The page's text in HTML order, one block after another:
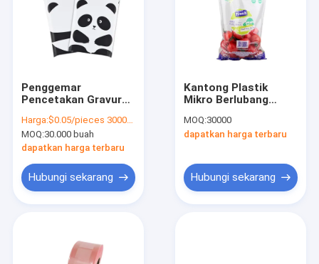
Penggemar
Pencetakan Gravure
Tas Poly Mailer Pra
Terbuka Untuk
Pengiriman
Harga:$0.05/pieces 30000-299999 pieces
MOQ:30.000 buah
dapatkan harga terbaru
Hubungi sekarang
Kantong Plastik
Mikro Berlubang
Makanan Paket OPP
Makanan Ringan
Kantong Permen
Bopp
MOQ:30000
dapatkan harga terbaru
Hubungi sekarang